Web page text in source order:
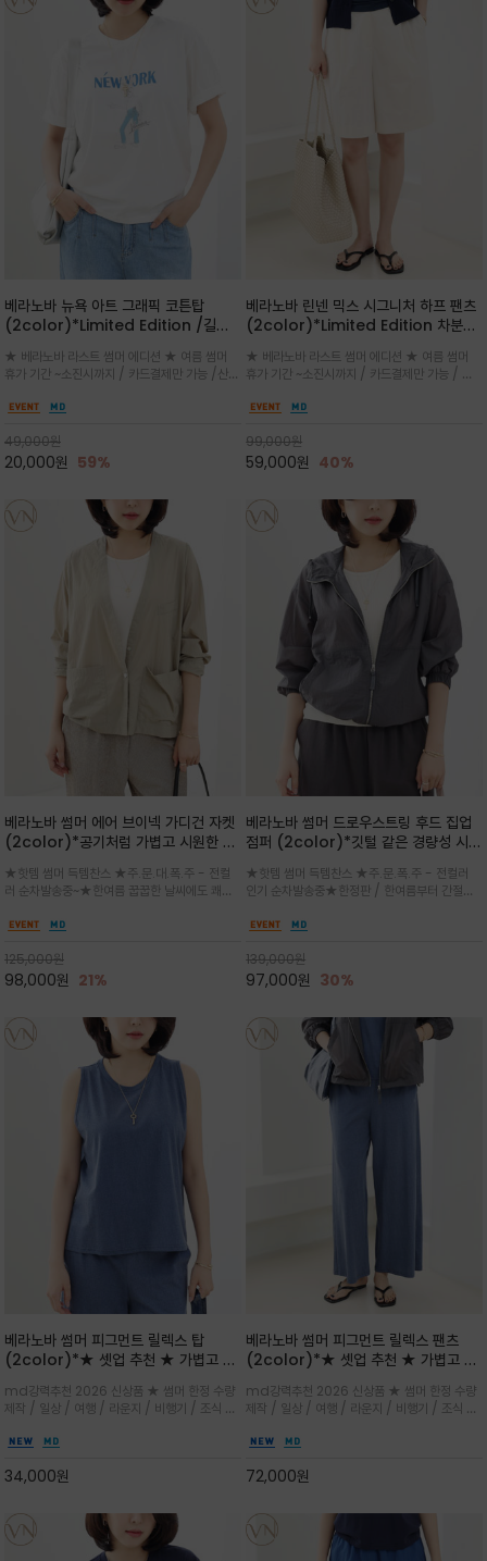
베라노바 뉴욕 아트 그래픽 코튼탑
(2color)*Limited Edition /길어
세요 ^^
★ 베라노바 라스트 썸머 에디션 ★ 여름 썸머
휴가 기간 ~소진시까지 / 카드결제만 가능 /산뜻
레터링과 감각적인 일러스트 프린트가 어우러져
49,000원
20,000원 59%
베라노바 린넨 믹스 시그니처 하프 팬츠
(2color)*Limited Edition 차분한
진 여름의 끝자락까지 멋스럽게 연출하
세요 ^^
★ 베라노바 라스트 썸머 에디션 ★ 여름 썸머
휴가 기간 ~소진시까지 / 카드결제만 가능 / 앞
게 체형을 커버해 우아한 비율을 완성
99,000원
59,000원 40%
베라노바 썸머 에어 브이넥 가디건 자켓
(2color)*공기처럼 가볍고 시원한 나
브이넥 디자인이라 부담없이 쓱쓱~걸치
는 꾸안꾸!!가볍고 바스락한 나일론 블렌
드 소재감이 세련된 무드를 더해주는 가
★핫템 썸머 득템찬스 ★주.문.대.폭.주 - 전컬
러 순차발송중~★한여름 꿉꿉한 날씨에도 쾌적
일 자켓은 가벼운 무게감과 방수성 덕분에 여름
등과 밸런스를 맞춥니다
125,000원
98,000원 21%
베라노바 썸머 드로우스트링 후드 집업
점퍼 (2color)*깃털 같은 경량성 시원
(Volume Fit)가볍지만 입체적인 실
루엣을 유지하는 구조적 디자인
★핫템 썸머 득템찬스 ★주.문.폭.주 - 전컬러
인기 순차발송중★한정판 / 한여름부터 간절기
단 스토퍼 디테일로 핏 조절이 가능해 실용적/바
가볍게 비치는 세련된후드
139,000원
97,000원 30%
베라노바 썸머 피그먼트 릴렉스 탑
(2color)*★ 셋업 추천 ★ 가볍고 부
튼 소재로 완성
md강력추천 2026 신상품 ★ 썸머 한정 수량
제작 / 일상 / 여행 / 라운지 / 비행기 / 조식 /
그먼트로 제작되어 편하고 가볍게 후회없으실 아
34,000원
베라노바 썸머 피그먼트 릴렉스 팬츠
(2color)*★ 셋업 추천 ★ 가볍고 부
튼 소재로 완성
md강력추천 2026 신상품 ★ 썸머 한정 수량
제작 / 일상 / 여행 / 라운지 / 비행기 / 조식 /
그먼트로 제작되어 편하고 가볍게 후회없으실 아
72,000원